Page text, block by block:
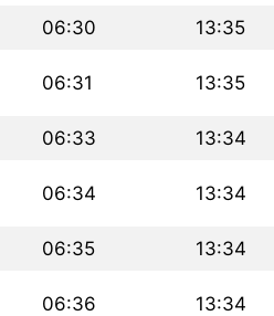
06:30 13:35
06:31 13:35
06:33 13:34
06:34 13:34
06:35 13:34
06:36 13:34